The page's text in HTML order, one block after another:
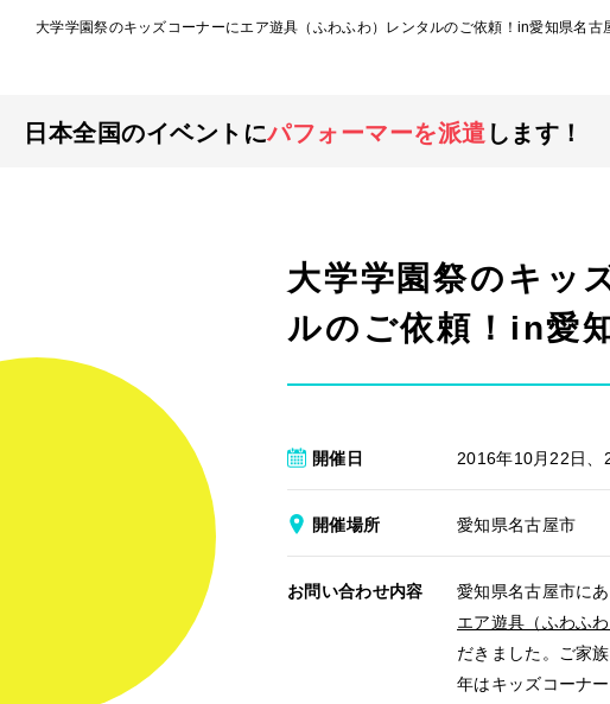
大学学園祭のキッズコーナーにエア遊具（ふわふわ）レンタルのご依頼！in愛知県名古
日本全国のイベントにパフォーマーを派遣 します！
大学学園祭のキッ
ルのご依頼！in愛
開催日 2016年10月22日、
開催場所 愛知県名古屋市
お問い合わせ内容
愛知県名古屋市に
エア遊具（ふわふ
だきました。ご家
年はキッズコーナ